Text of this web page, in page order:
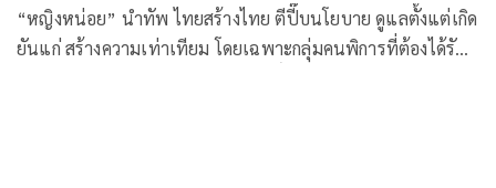
“หญิงหน่อย” นำทัพ ไทยสร้างไทย ตีปี๊บนโยบาย ดูแลตั้งแต่เกิด
ยันแก่ สร้างความเท่าเทียม โดยเฉพาะกลุ่มคนพิการที่ต้องได้รับ